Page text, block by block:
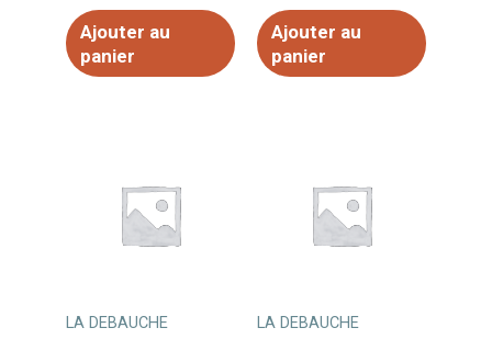
sur
5 Ajouter au
panier
sur
5 Ajouter au
panier
LA DEBAUCHE LA DEBAUCHE